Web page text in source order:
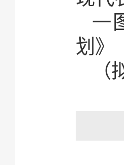
一
划》